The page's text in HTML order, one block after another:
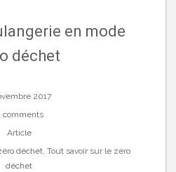
en mode
déchet
2017
comments
Article
déchet, Tout savoir sur le zéro
déchet